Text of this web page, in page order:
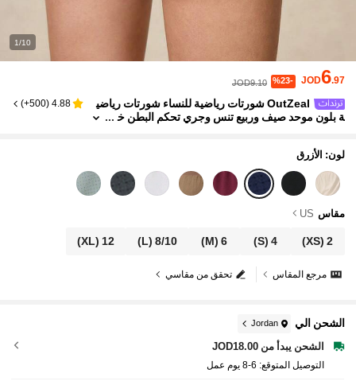
1/10
JOD6.97
%23-
JOD9.10
OutZeal شورتات رياضية للنساء شورتات رياضي
ة بلون موحد صيف وربيع تنس وجري تحكم البطن خ
4.88
(
500+
)
لون: الأزرق
مقاس US
2
(XS)
4
(S)
6
(M)
8/10
(L)
12
(XL)
تحقق من مقاسي مرجع المقاس
الشحن الي Jordan
الشحن يبدأ من JOD18.00
التوصيل المتوقع: 6-8 يوم عمل